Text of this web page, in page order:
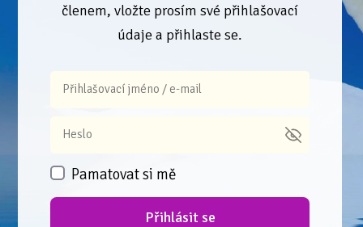
členem, vložte prosím své přihlašovací
údaje a přihlaste se.
Pamatovat si mě
Přihlásit se